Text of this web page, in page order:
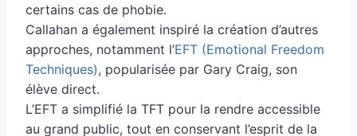
certains cas de phobie.
Callahan a également inspiré la création d’autres
approches, notamment l’EFT (Emotional Freedom
Techniques), popularisée par Gary Craig, son
élève direct.
L’EFT a simplifié la TFT pour la rendre accessible
au grand public, tout en conservant l’esprit de la